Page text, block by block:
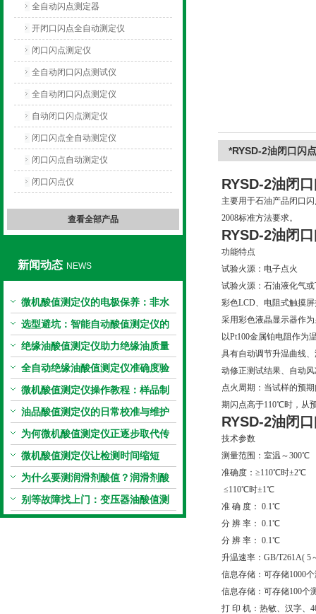
全自动闪点测定器
开闭口闪点全自动测定仪
闭口闪点测定仪
全自动闭口闪点测试仪
全自动闭口闪点测定仪
自动闭口闪点测定仪
闭口闪点全自动测定仪
闭口闪点自动测定仪
闭口闪点仪
查看全部产品
新闻动态 NEWS
微机酸值测定仪的电极保养：非水
电极的清洗与活化方法
选型避坑：智能自动酸值测定仪的
加热功率与萃取时间关系
绝缘油酸值测定仪助力绝缘油质量
把控，降低设备故障
全自动绝缘油酸值测定仪准确度验
证：标准物质标定步骤
微机酸值测定仪操作教程：样品制
备、参数设置与结果解读
油品酸值测定仪的日常校准与维护
流程
为何微机酸值测定仪正逐步取代传
统手动滴定法？
微机酸值测定仪让检测时间缩短
50%
为什么要测润滑剂酸值？润滑剂酸
值测定法告诉你答案
别等故障找上门：变压器油酸值测
试仪的预警功能
*RYSD-2油闭口闪
RYSD-2油闭
主要用于石油产品闭口
2008标准方法要求。
RYSD-2油闭
功能特点
试验火源：电子点火
试验火源：石油液化气
彩色LCD、电阻式触摸
采用彩色液晶显示器作
以Pt100金属铂电阻作为
具有自动调节升温曲线
动修正测试结果、自动
点火周期：当试样的预
期闪点高于110℃时，从
RYSD-2油闭
技术参数
测量范围：室温～300℃
准确度：≥110℃时±2℃
≤110℃时±1℃
准 确 度： 0.1℃
分 辨 率： 0.1℃
分 辨 率： 0.1℃
升温速率：GB/T261A( 5
信息存储：可存储1000
信息存储：可存储100个
打 印 机：热敏、汉字、